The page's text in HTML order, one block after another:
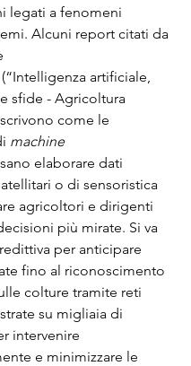
legati a fenomeni
Alcuni report citati da
artificiale,
sfide - Agricoltura
come le
machine
elaborare dati
o di sensoristica
agricoltori e dirigenti
più mirate. Si va
per anticipare
fino al riconoscimento
colture tramite reti
su migliaia di
intervenire
e minimizzare le